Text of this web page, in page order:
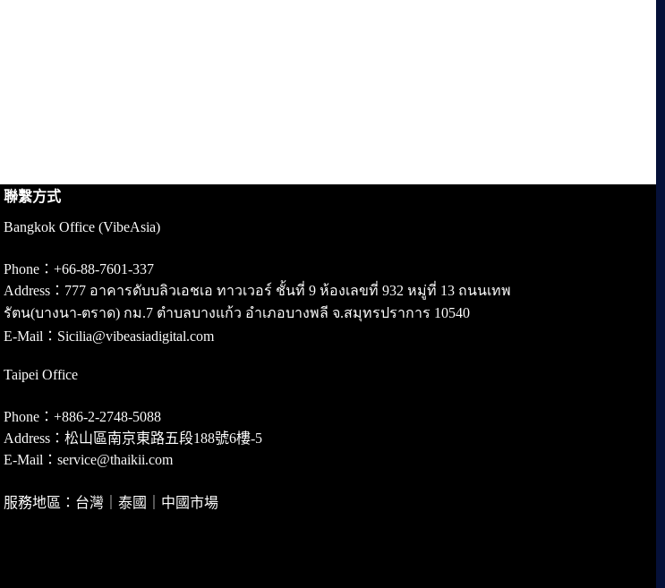
聯繫方式
Bangkok Office (VibeAsia)
Phone：+66-88-7601-337
Address：777 อาคารดับบลิวเอชเอ ทาวเวอร์ ชั้นที่ 9 ห้องเลขที่ 932 หมู่ที่ 13 ถนนเทพ
รัตน(บางนา-ตราด) กม.7 ตำบลบางแก้ว อำเภอบางพลี จ.สมุทรปราการ 10540
E-Mail：Sicilia@vibeasiadigital.com
Taipei Office
Phone：+886-2-2748-5088
Address：松山區南京東路五段188號6樓-5
E-Mail：service@thaikii.com
服務地區：台灣｜泰國｜中國市場